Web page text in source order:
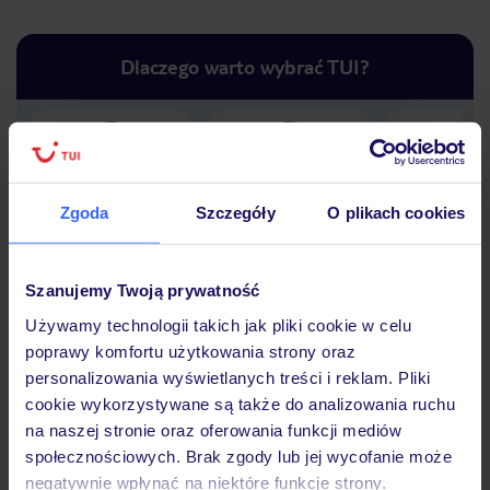
Zgoda Szczegóły O plikach cookies
Szanujemy Twoją prywatność
Używamy technologii takich jak pliki cookie w celu
poprawy komfortu użytkowania strony oraz
personalizowania wyświetlanych treści i reklam. Pliki
cookie wykorzystywane są także do analizowania ruchu
na naszej stronie oraz oferowania funkcji mediów
społecznościowych. Brak zgody lub jej wycofanie może
negatywnie wpłynąć na niektóre funkcje strony.
Dlaczego warto wybrać TUI?
Lider niskich cen
Największe biuro
podróży w Polsce
30 lat w
Hotel
Opinie